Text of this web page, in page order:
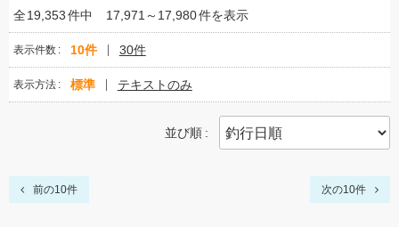
全19,353件中 17,971～17,980件を表示
表示件数 10件 30件
表示方法 標準 テキストのみ
並び順
前の10件 次の10件